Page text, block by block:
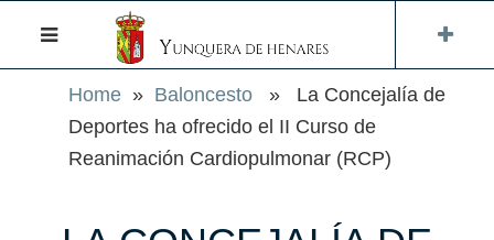
Home » Baloncesto » La Concejalía de
Deportes ha ofrecido el II Curso de
Reanimación Cardiopulmonar (RCP)